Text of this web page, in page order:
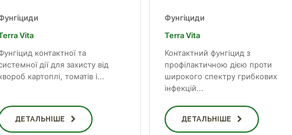
Vita
контактної та
дії для захисту від
картоплі, томатів і...
ДЕТАЛЬНІШЕ
Фунгіциди
Terra Vita
Контактний фунгіцид з
профілактичною дією проти
широкого спектру грибкових
інфекцій...
ДЕТАЛЬНІШЕ